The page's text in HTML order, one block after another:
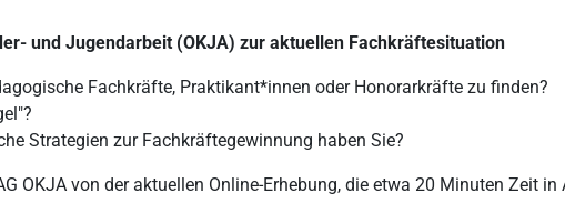
und Jugendarbeit (OKJA) zur aktuellen Fachkräftesituation
Fachkräfte, Praktikant*innen oder Honorarkräfte zu finden?
Strategien zur Fachkräftegewinnung haben Sie?
OKJA von der aktuellen Online-Erhebung, die etwa 20 Minuten Zeit in